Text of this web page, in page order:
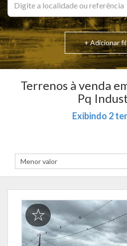
+ Adicionar
Terrenos à venda
Pq
Exibindo 2